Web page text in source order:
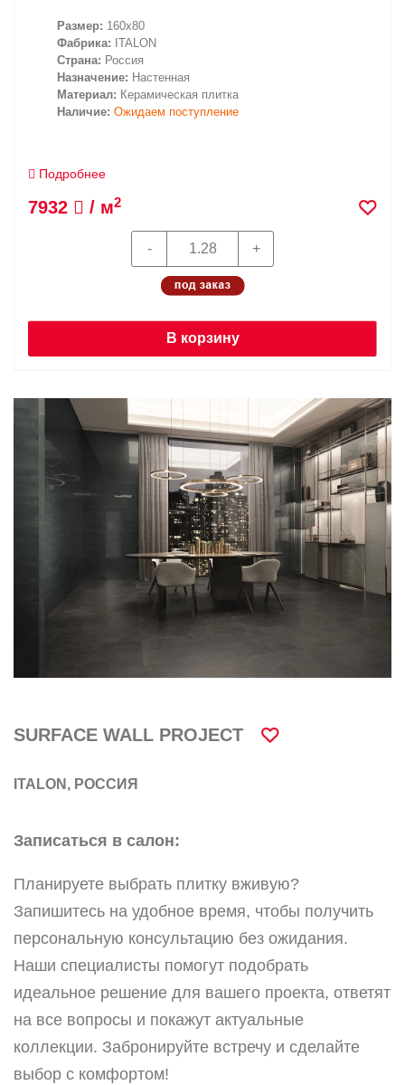
SURFACE WALL PROJECT
ITALON, РОССИЯ
Записаться в салон:
Планируете выбрать плитку вживую?
Запишитесь на удобное время, чтобы получить
персональную консультацию без ожидания.
Наши специалисты помогут подобрать
идеальное решение для вашего проекта, ответят
на все вопросы и покажут актуальные
коллекции. Забронируйте встречу и сделайте
выбор с комфортом!
Размер: 160x80
Фабрика: ITALON
Страна: Россия
Назначение: Настенная
Материал: Керамическая плитка
Наличие: Ожидаем поступление
Подробнее
7932 / м2
В корзину